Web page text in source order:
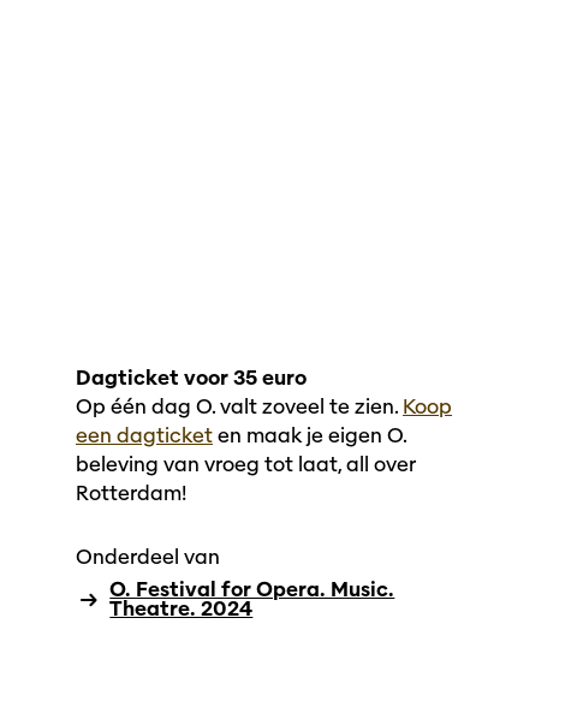
Dagticket voor 35 euro
Op één dag O. valt zoveel te zien. Koop
een dagticketen maak je eigen O.
beleving van vroeg tot laat, all over
Rotterdam!
Onderdeel van
O. Festival for Opera. Music.
Theatre. 2024